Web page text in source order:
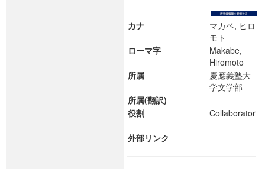
カナ
マカベ, ヒロ
モト
ローマ字
Makabe,
Hiromoto
所属
慶應義塾大
学文学部
所属(翻訳)
役割
Collaborator
外部リンク